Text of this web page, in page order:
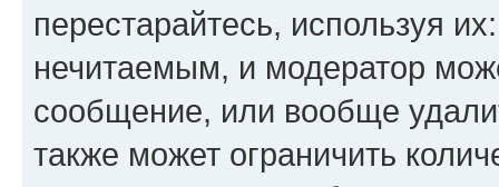
перестарайтесь, используя
нечитаемым, и модератор
сообщение, или вообще
также может ограничить